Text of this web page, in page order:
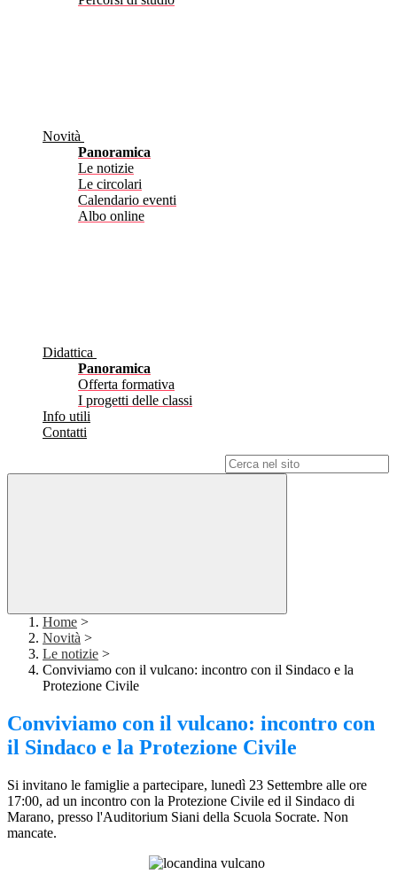
Novità
Panoramica
Le notizie
Le circolari
Calendario eventi
Albo online
Didattica
Panoramica
Offerta formativa
I progetti delle classi
Info utili
Contatti
Home >
Novità >
Le notizie >
Conviviamo con il vulcano: incontro con il Sindaco e la
Protezione Civile
Conviviamo con il vulcano: incontro con
il Sindaco e la Protezione Civile
Si invitano le famiglie a partecipare, lunedì 23 Settembre alle ore
17:00, ad un incontro con la Protezione Civile ed il Sindaco di
Marano, presso l'Auditorium Siani della Scuola Socrate. Non
mancate.